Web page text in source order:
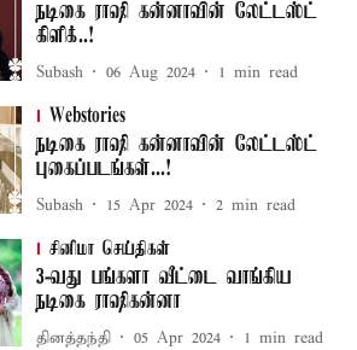
நடிகை ராஷி கன்னாவின் லேட்டஸ்ட்
கிளிக்..!
Subash 06 Aug 2024 1 min read
Webstories
நடிகை ராஷி கன்னாவின் லேட்டஸ்ட்
புகைப்படங்கள்...!
Subash 15 Apr 2024 2 min read
சினிமா செய்திகள்
3-வது பங்களா வீட்டை வாங்கிய
நடிகை ராஷிகன்னா
தினத்தந்தி 05 Apr 2024 1 min read